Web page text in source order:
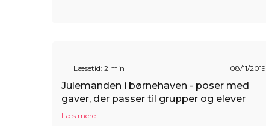
Læsetid: 2 min 08/11/2019
Julemanden i børnehaven - poser med
gaver, der passer til grupper og elever
Læs mere